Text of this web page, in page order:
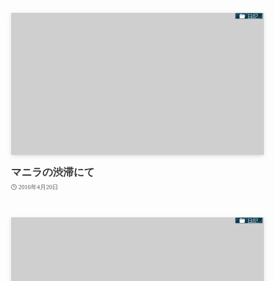
日記
マニラの渋滞にて
2016年4月20日
日記